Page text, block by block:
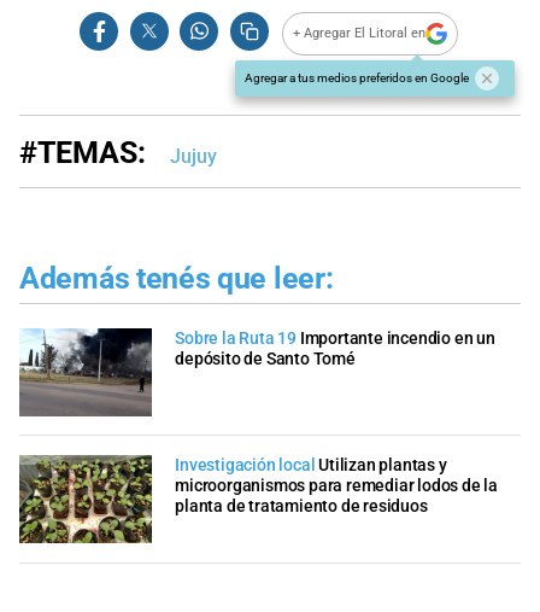
+ Agregar El Litoral en
Agregar a tus medios preferidos en Google
#TEMAS: Jujuy
Además tenés que leer:
Sobre la Ruta 19 Importante incendio en un
depósito de Santo Tomé
Investigación local Utilizan plantas y
microorganismos para remediar lodos de la
planta de tratamiento de residuos